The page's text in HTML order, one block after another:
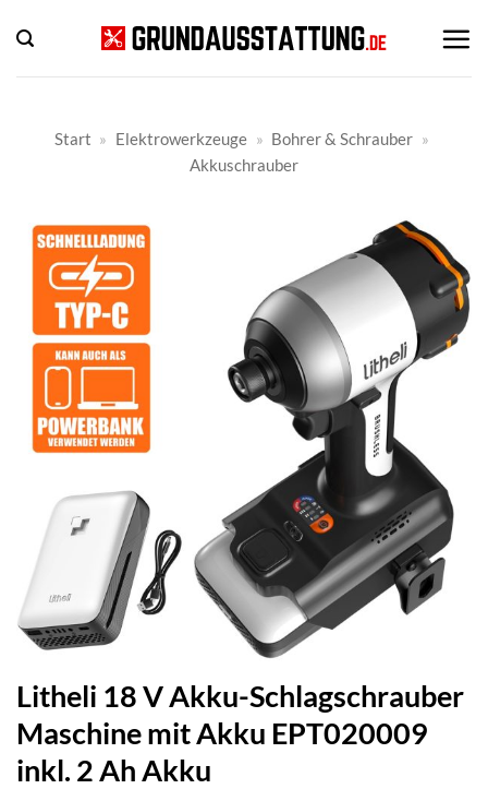
Inhalt
springen
Start » Elektrowerkzeuge » Bohrer & Schrauber »
Akkuschrauber
Litheli 18 V Akku-Schlagschrauber
Maschine mit Akku EPT020009
inkl. 2 Ah Akku